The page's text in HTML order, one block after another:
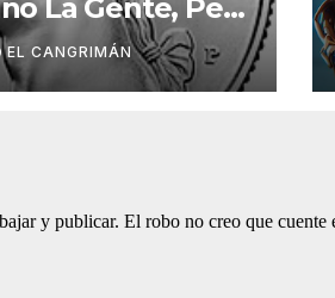
La Gente, Pero
Verdad No
Pejetita?»
EL CANGRIMÁN